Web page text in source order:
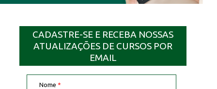
CADASTRE-SE E RECEBA NOSSAS
ATUALIZAÇÕES DE CURSOS POR
EMAIL
Nome *